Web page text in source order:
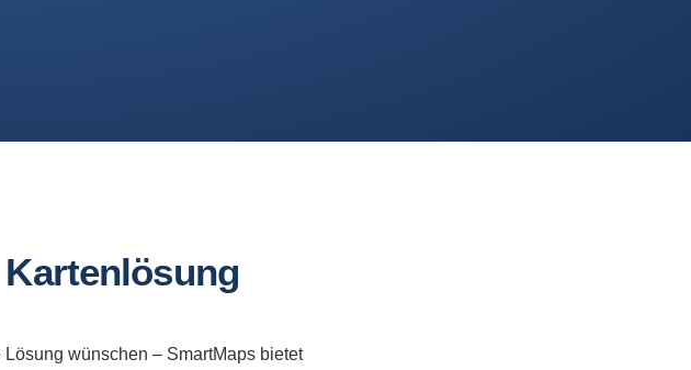
wünschen – SmartMaps bietet